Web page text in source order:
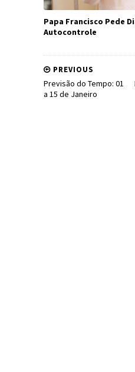
Papa Francisco Pede
Autocontrole
PREVIOUS
Previsão do Tempo: 01
a 15 de Janeiro